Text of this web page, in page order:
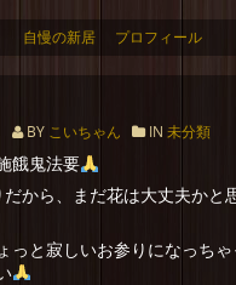
自慢の新居 プロフィール
BY こいちゃん IN未分類
餓鬼法要
から、まだ花は大丈夫かと
っと寂しいお参りになっちゃ